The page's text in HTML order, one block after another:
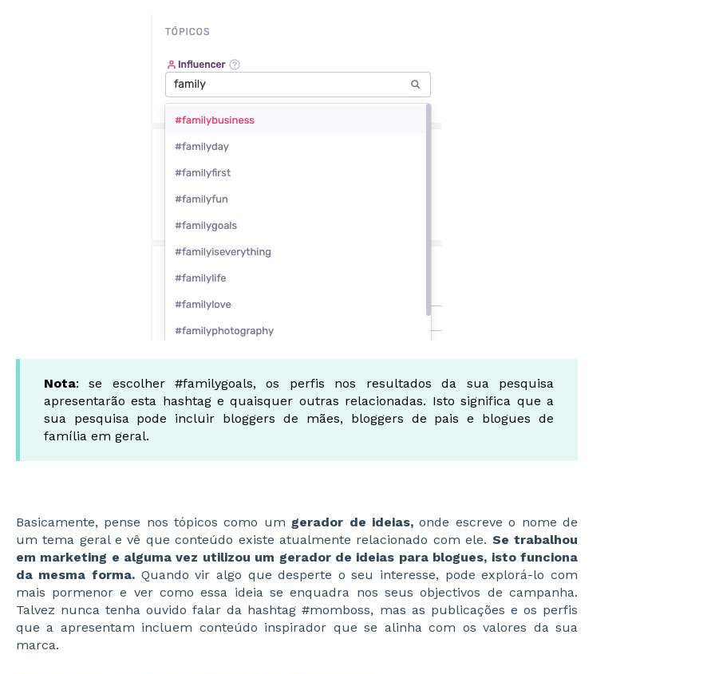
Nota: se escolher #familygoals, os perfis nos resultados da sua pesquisa
apresentarão esta hashtag e quaisquer outras relacionadas. Isto significa que a
sua pesquisa pode incluir bloggers de mães, bloggers de pais e blogues de
família em geral.
Basicamente, pense nos tópicos como um gerador de ideias, onde escreve o nome de
um tema geral e vê que conteúdo existe atualmente relacionado com ele. Se trabalhou
em marketing e alguma vez utilizou um gerador de ideias para blogues, isto funciona
da mesma forma. Quando vir algo que desperte o seu interesse, pode explorá-lo com
mais pormenor e ver como essa ideia se enquadra nos seus objectivos de campanha.
Talvez nunca tenha ouvido falar da hashtag #momboss, mas as publicações e os perfis
que a apresentam incluem conteúdo inspirador que se alinha com os valores da sua
marca.